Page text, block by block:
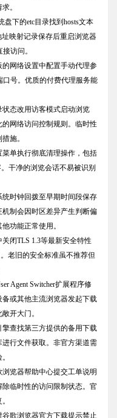
。
下的etc目录找到hosts文本
映射记录保存后重启浏览器
访问。
网络设置中配置手动代理参
口号。优质的付费代理服务能
态改用访客模式启动浏览
网络访问控制规则。临时性
施。
单执行彻底清理操作，包括
干净的浏览会话不易被识别
时钟回拨至早期时间段保存
制会因时区差异产生判断偏
功能正常使用。
闭TLS 1.3等最新安全特性
老旧的安全标准虽不推荐但
Agent Switcher扩展程序修
或其他主流浏览器发起下载
开大门。
查找第三方提供的备用下载
行文件获取。非官方渠道需
览器帮助中心提交工单说明
临时性的访问限制状态。官
歌浏览器官方下载提示禁止